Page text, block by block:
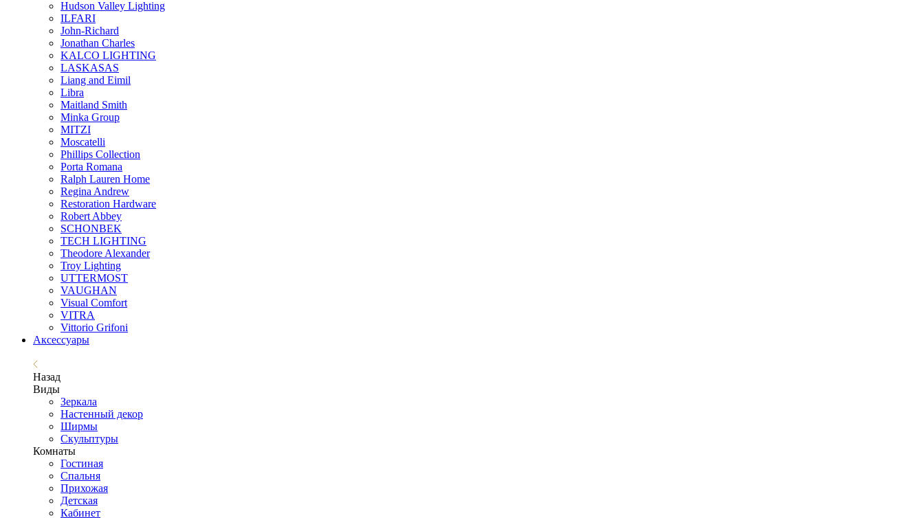
Hudson Valley Lighting
ILFARI
John-Richard
Jonathan Charles
KALCO LIGHTING
LASKASAS
Liang and Eimil
Libra
Maitland Smith
Minka Group
MITZI
Moscatelli
Phillips Collection
Porta Romana
Ralph Lauren Home
Regina Andrew
Restoration Hardware
Robert Abbey
SCHONBEK
TECH LIGHTING
Theodore Alexander
Troy Lighting
UTTERMOST
VAUGHAN
Visual Comfort
VITRA
Vittorio Grifoni
Аксессуары
Назад
Виды
Зеркала
Настенный декор
Ширмы
Скульптуры
Комнаты
Гостиная
Спальня
Прихожая
Детская
Кабинет